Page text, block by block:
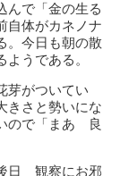
んで「金の生る
自体がカネノナ
。今日も朝の散
うである。
芽がついてい
きさと勢いにな
ので「まあ 良
日 観察にお邪